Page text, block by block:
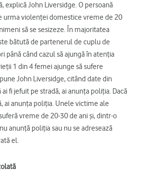
explică John Liversidge. O persoană
urma violenței domestice vreme de 20
să se sesizeze. În majoritatea
bătută de partenerul de cuplu de
până când cazul să ajungă în atenția
1 din 4 femei ajunge să sufere
John Liversidge, citând date din
ai fi jefuit pe stradă, ai anunța poliția. Dacă
ai anunța poliția. Unele victime ale
vreme de 20-30 de ani și, dintr-o
anunță poliția sau nu se adresează
el.